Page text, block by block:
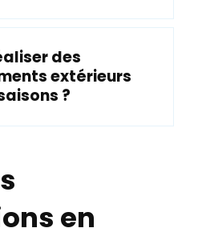
des
extérieurs
?
en